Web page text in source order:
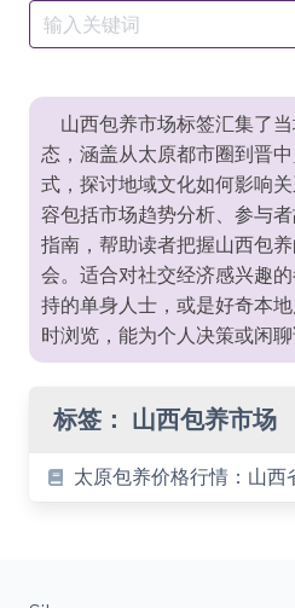
Search
for:
山西包养市场标签汇集了
态，涵盖从太原都市圈到晋
式，探讨地域文化如何影响
容包括市场趋势分析、参与
指南，帮助读者把握山西包
会。适合对社交经济感兴趣
持的单身人士，或是好奇本
时浏览，能为个人决策或闲聊
标签： 山西包养市场
太原包养价格行情：山西